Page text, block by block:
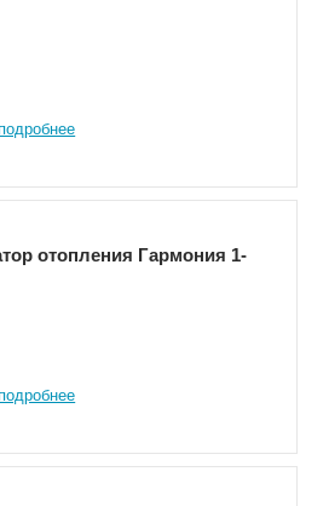
отопления Гармония 1-